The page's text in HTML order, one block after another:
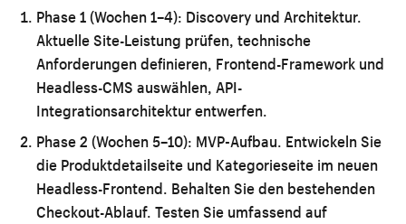
Phase 1 (Wochen 1–4): Discovery und Architektur.
Aktuelle Site-Leistung prüfen, technische
Anforderungen definieren, Frontend-Framework und
Headless-CMS auswählen, API-
Integrationsarchitektur entwerfen.
Phase 2 (Wochen 5–10): MVP-Aufbau. Entwickeln Sie
die Produktdetailseite und Kategorieseite im neuen
Headless-Frontend. Behalten Sie den bestehenden
Checkout-Ablauf. Testen Sie umfassend auf